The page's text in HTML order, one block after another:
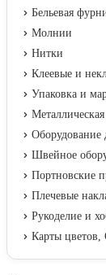
Бельевая
Молнии
Нитки
Клеевые и
Упаковка и
Оборудование
Швейное
Портновские
Плечевые
Рукоделие и
Карты цветов,